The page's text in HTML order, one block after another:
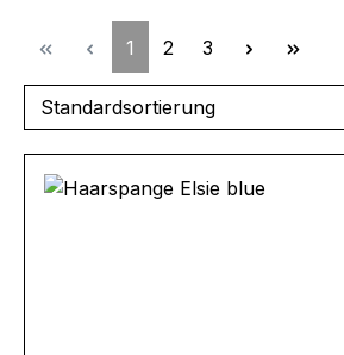
Seite
1 Seite
2 Seite
3